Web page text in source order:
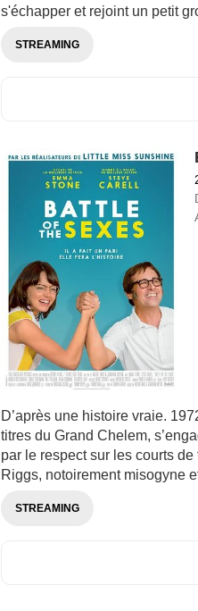
s'échapper et rejoint un petit
STREAMING
D’après une histoire vraie.
titres du Grand Chelem,
par le respect sur les courts
Riggs, notoirement misogyne
STREAMING